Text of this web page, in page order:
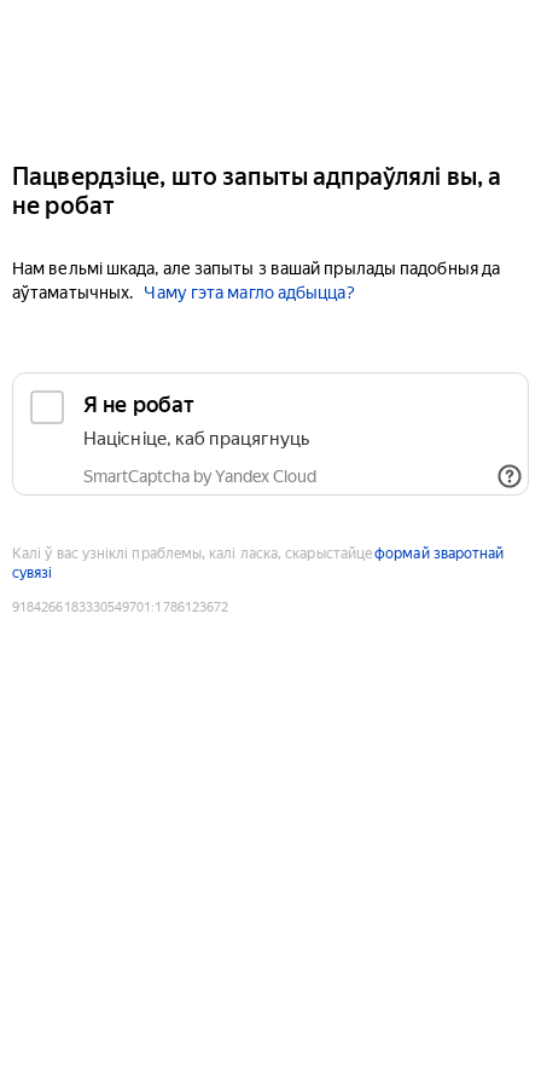
Пацвердзіце, што запыты адпраўлялі вы, а
не робат
Нам вельмі шкада, але запыты з вашай прылады падобныя да
аўтаматычных.
Чаму гэта магло адбыцца?
Я не робат
Націсніце, каб працягнуць
SmartCaptcha by Yandex Cloud
Калі ў вас узніклі праблемы, калі ласка, скарыстайцеформай зваротнай
сувязі
9184266183330549701 :1786123672